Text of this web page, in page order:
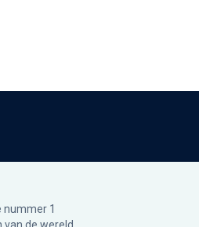
nummer 1